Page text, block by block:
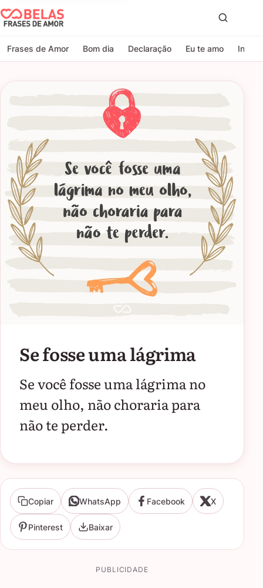
Belas Frases de Amor
Frases de Amor Bom dia Declaração Eu te amo
Se fosse uma lágrima
Se você fosse uma lágrima no
meu olho, não choraria para
não te perder.
Copiar WhatsApp Facebook X
Pinterest Baixar
PUBLICIDADE